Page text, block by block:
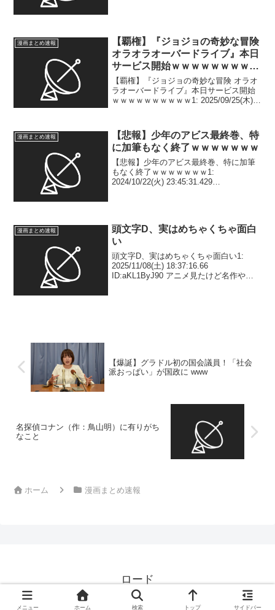
漫画まとめ速報
【覇権】『ジョジョの奇妙な冒険
オラオラオーバードライブ』本日
サービス開始ｗｗｗｗｗｗｗｗｗ
ｗ
【覇権】『ジョジョの奇妙な冒険 オラオ
ラオーバードライブ』本日サービス開始
ｗｗｗｗｗｗｗｗｗｗ1: 2025/09/25(木)
漫画まとめ速報
【悲報】少年のアビス最終巻、特
に加筆もなく終了ｗｗｗｗｗｗｗ
【悲報】少年のアビス最終巻、特に加筆
もなく終了ｗｗｗｗｗｗｗ1:
2024/10/22(火) 23:45:31.429
漫画まとめ速報
頭文字D、実はめちゃくちゃ面白
い
頭文字D、実はめちゃくちゃ面白い1:
2025/11/08(土) 18:37:16.66
ID:aKL1ByJ90 アニメ見たけど名作やろ2:
【爆誕】グラドル初の国会議員！「社会
派おっぱい」が国政に www
名探偵コナン（作：鳥山明）に有りがち
なこと
ホーム 漫画まとめ速報
ロード
© 2024 ロード.
メニュー ホーム 検索 トップ サイドバー